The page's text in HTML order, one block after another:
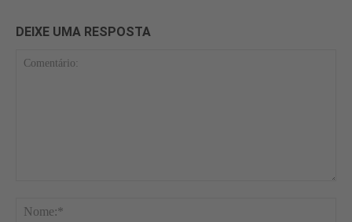
DEIXE UMA RESPOSTA